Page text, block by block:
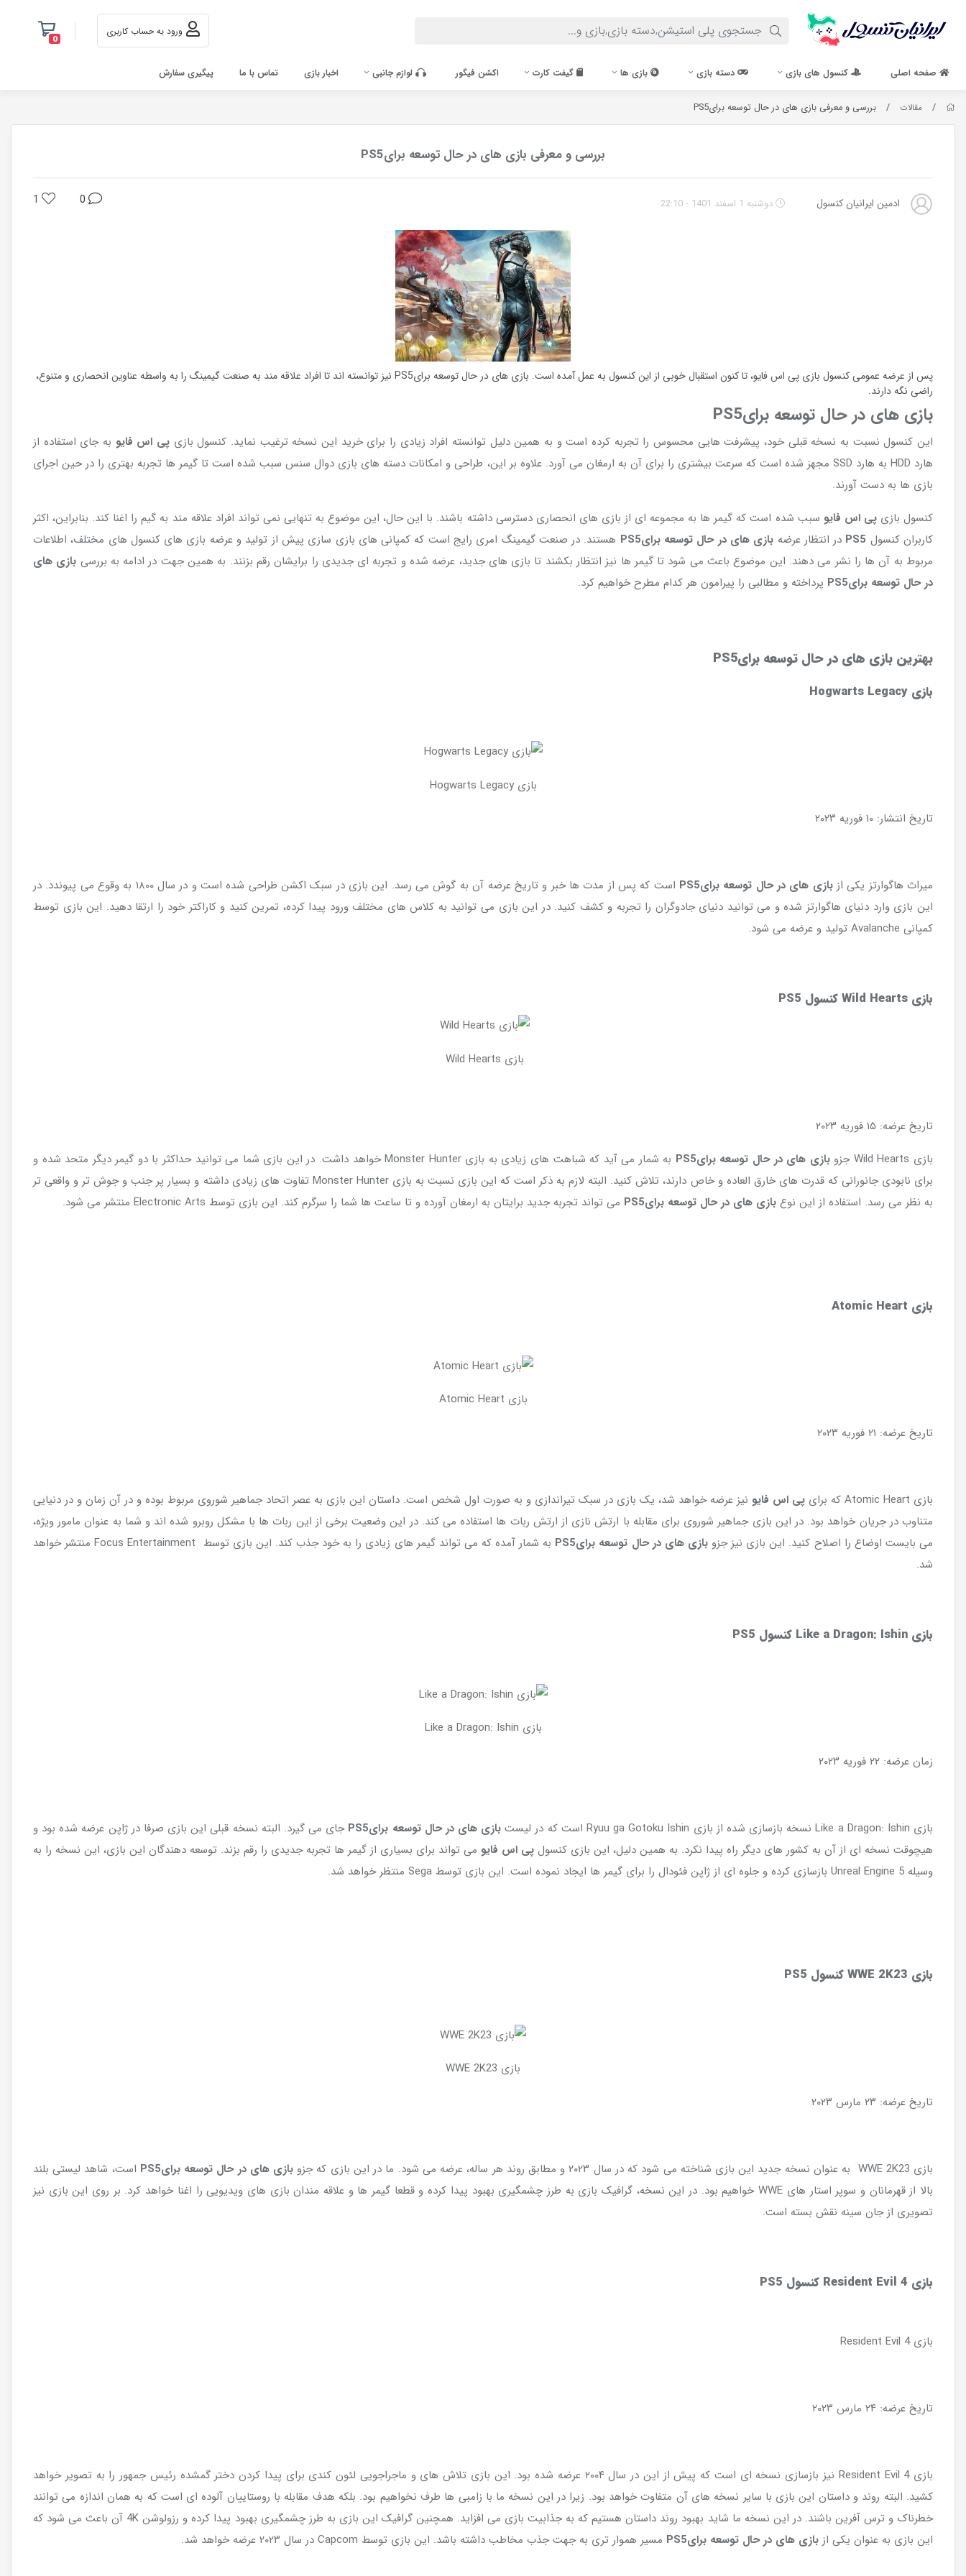
ورود به حساب کاربری
0
صفحه اصلی کنسول های بازی دسته بازی بازی ها گیفت کارت اکشن فیگور لوازم جانبی اخبار بازی تماس با ما پیگیری سفارش
/ مقالات / بررسی و معرفی بازی های در حال توسعه برایPS5
بررسی و معرفی بازی های در حال توسعه برایPS5
ادمین ایرانیان کنسول دوشنبه 1 اسفند 1401 - 22:10 0
1
پس از عرضه عمومی کنسول بازی پی اس فایو، تا کنون استقبال خوبی از این کنسول به عمل آمده است. بازی های در حال توسعه برایPS5 نیز توانسته اند تا افراد علاقه مند به صنعت گیمینگ را به واسطه عناوین انحصاری و متنوع،
راضی نگه دارند.
بازی های در حال توسعه برایPS5
این کنسول نسبت به نسخه قبلی خود، پیشرفت هایی محسوس را تجربه کرده است و به همین دلیل توانسته افراد زیادی را برای خرید این نسخه ترغیب نماید. کنسول بازی پی اس فایو به جای استفاده از
هارد HDD به هارد SSD مجهز شده است که سرعت بیشتری را برای آن به ارمغان می آورد. علاوه بر این، طراحی و امکانات دسته های بازی دوال سنس سبب شده است تا گیمر ها تجربه بهتری را در حین اجرای
بازی ها به دست آورند.
کنسول بازیپی اس فایو سبب شده است که گیمر ها به مجموعه ای از بازی های انحصاری دسترسی داشته باشند. با این حال، این موضوع به تنهایی نمی تواند افراد علاقه مند به گیم را اغنا کند. بنابراین، اکثر
کاربران کنسول PS5 در انتظار عرضه بازی های در حال توسعه برایPS5 هستند. در صنعت گیمینگ امری رایج است که کمپانی های بازی سازی پیش از تولید و عرضه بازی های کنسول های مختلف، اطلاعات
مربوط به آن ها را نشر می دهند. این موضوع باعث می شود تا گیمر ها نیز انتظار بکشند تا بازی های جدید، عرضه شده و تجربه ای جدیدی را برایشان رقم بزنند. به همین جهت در ادامه به بررسی بازی های
در حال توسعه برایPS5 پرداخته و مطالبی را پیرامون هر کدام مطرح خواهیم کرد.
بهترین بازی های در حال توسعه برایPS5
بازی Hogwarts Legacy
بازی Hogwarts Legacy
تاریخ انتشار: ۱۰ فوریه ۲۰۲۳
میراث هاگوارتز یکی ازبازی های در حال توسعه برایPS5
است که پس از مدت ها خبر و تاریخ عرضه آن به گوش می رسد. این بازی در سبک اکشن طراحی شده است و در سال ۱۸۰۰ به وقوع می پیوندد. در
این بازی وارد دنیای هاگوارتز شده و می توانید دنیای جادوگران را تجربه و کشف کنید. در این بازی می توانید به کلاس های مختلف ورود پیدا کرده، تمرین کنید و کاراکتر خود را ارتقا دهید. این بازی توسط
کمپانی Avalanche تولید و عرضه می شود.
بازی Wild Heartsکنسول PS5
بازی Wild Hearts
تاریخ عرضه: ۱۵ فوریه ۲۰۲۳
بازی Wild Hearts جزو
بازی های در حال توسعه برایPS5
به شمار می آيد که شباهت های زیادی به بازی Monster Hunter خواهد داشت. در این بازی شما می توانید حداکثر با دو گیمر دیگر متحد شده و
برای نابودی جانورانی که قدرت های خارق العاده و خاص دارند، تلاش کنید. البته لازم به ذکر است که این بازی نسبت به بازی Monster Hunter تفاوت های زیادی داشته و بسیار پر جنب و جوش تر و واقعی تر
به نظر می رسد. استفاده از این نوع بازی های در حال توسعه برایPS5 می تواند تجربه جدید برایتان به ارمغان آورده و تا ساعت ها شما را سرگرم کند. این بازی توسط Electronic Arts منتشر می شود.
بازی Atomic Heart
بازی Atomic Heart
تاریخ عرضه: ۲۱ فوریه ۲۰۲۳
بازی Atomic Heart که برای پی اس فایو نیز عرضه خواهد شد، یک بازی در سبک تیراندازی و به صورت اول شخص است. داستان این بازی به عصر اتحاد جماهیر شوروی مربوط بوده و در آن زمان و در دنیایی
متناوب در جریان خواهد بود. در این بازی جماهیر شوروی برای مقابله با ارتش نازی از ارتش ربات ها استفاده می کند. در این وضعیت برخی از این ربات ها با مشکل روبرو شده اند و شما به عنوان مامور ویژه،
می بایست اوضاع را اصلاح کنید. این بازی نیز جزوبازی های در حال توسعه برایPS5
به شمار آمده که می تواند گیمر های زیادی را به خود جذب کند. این بازی توسط Focus Entertainment منتشر خواهد
شد.
بازی Like a Dragon: Ishin کنسول PS5
بازی Like a Dragon: Ishin
زمان عرضه: ۲۲ فوریه ۲۰۲۳
بازی Like a Dragon: Ishin نسخه بازسازی شده از بازی Ryuu ga Gotoku Ishin است که در لیست بازی های در حال توسعه برایPS5 جای می گیرد. البته نسخه قبلی این بازی صرفا در ژاپن عرضه شده بود و
هیچوقت نسخه ای از آن به کشور های دیگر راه پیدا نکرد. به همین دلیل، این بازی کنسول پی اس فایو می تواند برای بسیاری از گیمر ها تجربه جدیدی را رقم بزند. توسعه دهندگان این بازی، این نسخه را به
وسیله Unreal Engine 5 بازسازی کرده و جلوه ای از ژاپن فئودال را برای گیمر ها ایجاد نموده است. این بازی توسط Sega منتظر خواهد شد.
بازی WWE 2K23کنسول PS5
بازی WWE 2K23
تاریخ عرضه: ۲۳ مارس ۲۰۲۳
بازی WWE 2K23 به عنوان نسخه جدید این بازی شناخته می شود که در سال ۲۰۲۳ و مطابق روند هر ساله، عرضه می شود. ما در این بازی که جزو بازی های در حال توسعه برایPS5 است، شاهد لیستی بلند
بالا از قهرمانان و سوپر استار های WWE خواهیم بود. در این نسخه، گرافیک بازی به طرز چشمگیری بهبود پیدا کرده و قطعا گیمر ها و علاقه مندان بازی های ویدیویی را اغنا خواهد کرد. بر روی این بازی نیز
تصویری از جان سینه نقش بسته است.
بازی Resident Evil 4 کنسول PS5
بازی Resident Evil 4
تاریخ عرضه: ۲۴ مارس ۲۰۲۳
بازی Resident Evil 4 نیز بازسازی نسخه ای است که پیش از این در سال ۲۰۰۴ عرضه شده بود. این بازی تلاش های و ماجراجویی لئون کندی برای پیدا کردن دختر گمشده رئیس جمهور را به تصویر خواهد
کشید. البته روند و داستان این بازی با سایر نسخه های آن متفاوت خواهد بود. زیرا در این نسخه ما با زامبی ها طرف نخواهیم بود. بلکه هدف مقابله با روستاییان آلوده ای است که به همان اندازه می توانند
خطرناک و ترس آفرین باشند. در این نسخه ما شاید بهبود روند داستان هستیم که به جذابیت بازی می افزاید. همچنین گرافیک این بازی به طرز چشمگیری بهبود پیدا کرده و رزولوشن 4K آن باعث می شود که
این بازی به عنوان یکی از بازی های در حال توسعه برایPS5 مسیر هموار تری به جهت جذب مخاطب داشته باشد. این بازی توسط Capcom در سال ۲۰۲۳ عرضه خواهد شد.